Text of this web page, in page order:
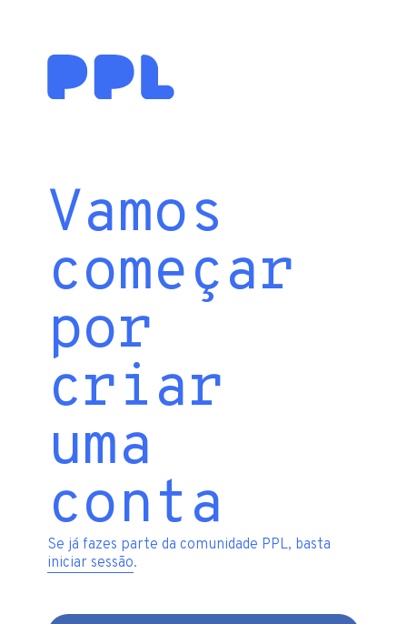
Vamos
começar
por
criar
uma
conta
Se já fazes parte da comunidade PPL, basta
iniciar sessão.